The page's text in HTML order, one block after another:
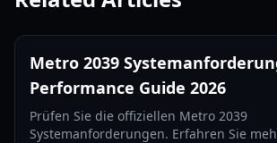
Metro 2039
Performance Guide 2026
Prüfen Sie die offiziellen Metro 2039
Systemanforderungen. Erfahren Sie